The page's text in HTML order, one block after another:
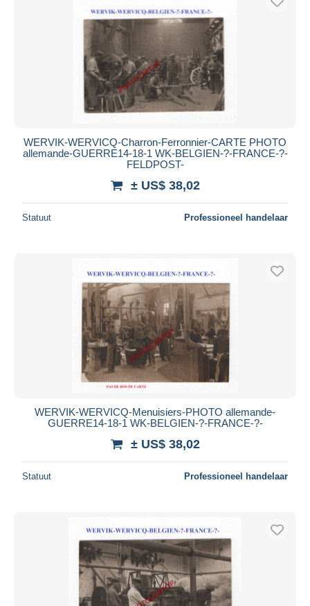
WERVIK-WERVICQ-Charron-Ferronnier-CARTE PHOTO
allemande-GUERRE14-18-1 WK-BELGIEN-?-FRANCE-?-
FELDPOST-
± US$ 38,02
Statuut Professioneel handelaar
WERVIK-WERVICQ-Menuisiers-PHOTO allemande-
GUERRE14-18-1 WK-BELGIEN-?-FRANCE-?-
± US$ 38,02
Statuut Professioneel handelaar